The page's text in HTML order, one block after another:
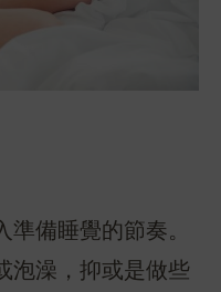
備睡覺的節奏。
泡澡，抑或是做些